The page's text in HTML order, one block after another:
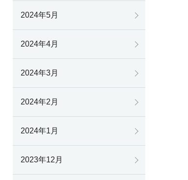
2024年5月
2024年4月
2024年3月
2024年2月
2024年1月
2023年12月